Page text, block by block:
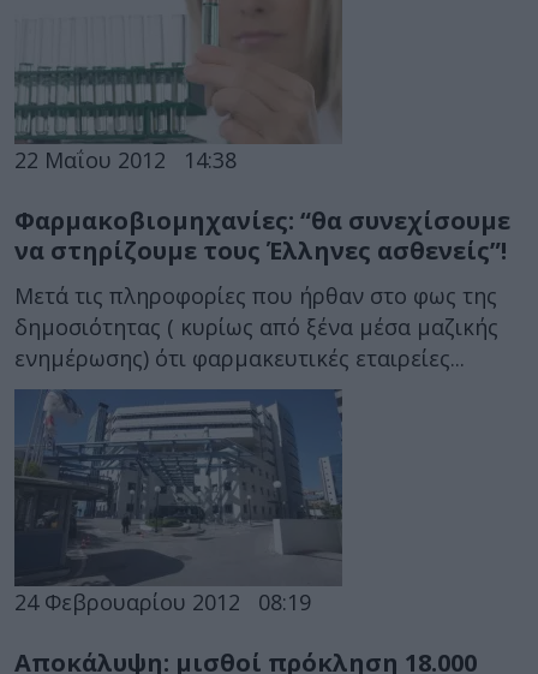
22 Μαΐου 2012 14:38
Φαρμακοβιομηχανίες: “θα συνεχίσουμε
να στηρίζουμε τους Έλληνες ασθενείς”!
Μετά τις πληροφορίες που ήρθαν στο φως της
δημοσιότητας ( κυρίως από ξένα μέσα μαζικής
ενημέρωσης) ότι φαρμακευτικές εταιρείες...
24 Φεβρουαρίου 2012 08:19
Αποκάλυψη: μισθοί πρόκληση 18.000